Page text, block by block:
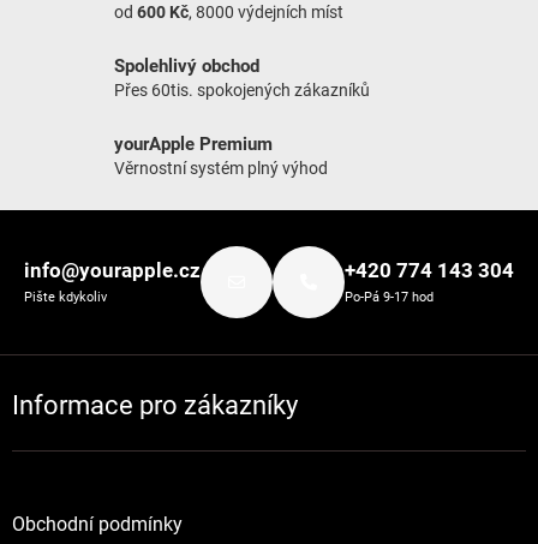
od 600 Kč, 8000 výdejních míst
Spolehlivý obchod
Přes 60tis. spokojených zákazníků
yourApple Premium
Věrnostní systém plný výhod
info@yourapple.cz
Pište kdykoliv
+420 774 143 304
Po-Pá 9-17 hod
Informace pro zákazníky
Obchodní podmínky